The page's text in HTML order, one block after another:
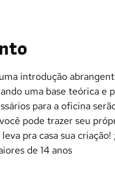
introdução
uma base teórica e
para a oficina
pode trazer seu
pra casa sua criação!
de 14 anos